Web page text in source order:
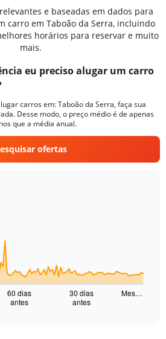
e baseadas em dados para
carro em Taboão da Serra, incluindo
horários para reservar e muito
mais.
eu preciso alugar um carro
carros em: Taboão da Serra, faça sua
Desse modo, o preço médio é de apenas
que a média anual.
ofertas
60 dias
antes
30 dias
antes
Mes…